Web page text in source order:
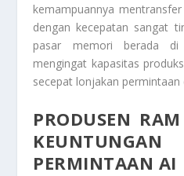
kemampuannya
dengan kecepatan sangat
pasar memori berada
mengingat kapasitas
secepat lonjakan permintaan
PRODUSEN
PERMINTAAN AI